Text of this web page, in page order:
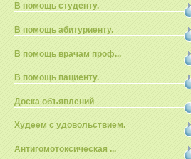
В помощь студенту.
В помощь абитуриенту.
В помощь врачам проф...
В помощь пациенту.
Доска объявлений
Худеем с удовольствием.
Антигомотоксическая ...